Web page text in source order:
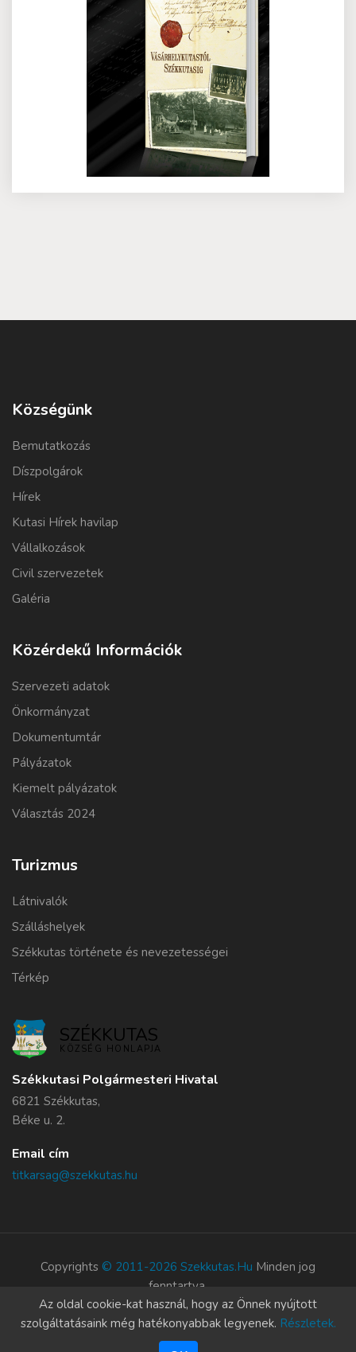
Községünk
Bemutatkozás
Díszpolgárok
Hírek
Kutasi Hírek havilap
Vállalkozások
Civil szervezetek
Galéria
Közérdekű Információk
Szervezeti adatok
Önkormányzat
Dokumentumtár
Pályázatok
Kiemelt pályázatok
Választás 2024
Turizmus
Látnivalók
Szálláshelyek
Székkutas története és nevezetességei
Térkép
SZÉKKUTAS
KÖZSÉG HONLAPJA
Székkutasi Polgármesteri Hivatal
6821 Székkutas,
Béke u. 2.
Email cím
titkarsag@szekkutas.hu
Copyrights © 2011-2026 Szekkutas.hu Minden jog
fenntartva.
Süti szabályzat
Az oldal cookie-kat használ, hogy az Önnek nyújtott
szolgáltatásaink még hatékonyabbak legyenek. Részletek.